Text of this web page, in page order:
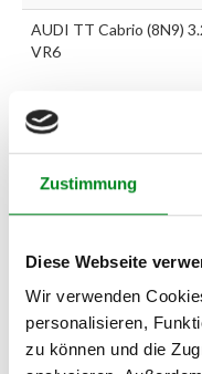
Zustimmung
Diese Webseite
Wir verwenden
personalisieren,
zu können und die
AUDI TT Cabrio (8N9)
VR6
Zur exakten Fahrzeug-
Support kontaktieren (
(2.1) und zu 3 (2.2) oder
Passendes
Fahrzeug-Suche für